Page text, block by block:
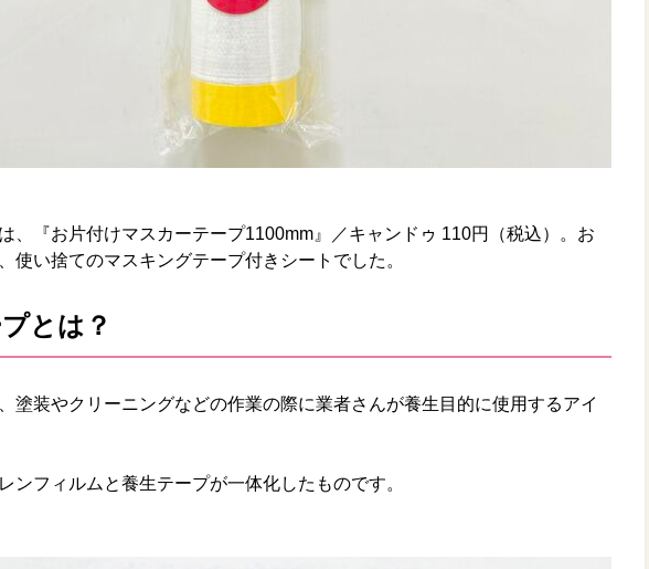
、『お片付けマスカーテープ1100mm』／キャンドゥ 110円（税込）。お
使い捨てのマスキングテープ付きシートでした。
とは？
塗装やクリーニングなどの作業の際に業者さんが養生目的に使用するアイ
ンフィルムと養生テープが一体化したものです。